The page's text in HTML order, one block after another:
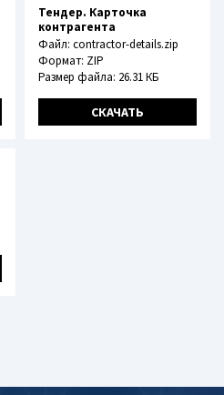
Тендер. Карточка
контрагента
Файл: contractor-details.zip
Формат: ZIP
Размер файла: 26.31 КБ
СКАЧАТЬ